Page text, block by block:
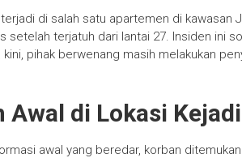
di salah satu apartemen di kawasan
setelah terjatuh dari lantai 27. Insiden ini
pihak berwenang masih melakukan
Awal di Lokasi
awal yang beredar, korban